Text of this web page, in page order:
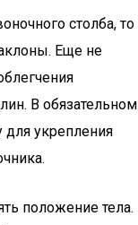
столба, то
Еще не
В обязательном
для укрепления
положение тела.